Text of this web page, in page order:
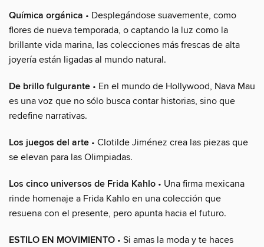
Química orgánica • Desplegándose suavemente, como
flores de nueva temporada, o captando la luz como la
brillante vida marina, las colecciones más frescas de alta
joyería están ligadas al mundo natural.
De brillo fulgurante • En el mundo de Hollywood, Nava Mau
es una voz que no sólo busca contar historias, sino que
redefine narrativas.
Los juegos del arte • Clotilde Jiménez crea las piezas que
se elevan para las Olimpiadas.
Los cinco universos de Frida Kahlo • Una firma mexicana
rinde homenaje a Frida Kahlo en una colección que
resuena con el presente, pero apunta hacia el futuro.
ESTILO EN MOVIMIENTO • Si amas la moda y te haces